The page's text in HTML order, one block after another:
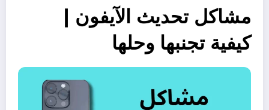
مشاكل تحديث الآيفون |
كيفية تجنبها وحلها